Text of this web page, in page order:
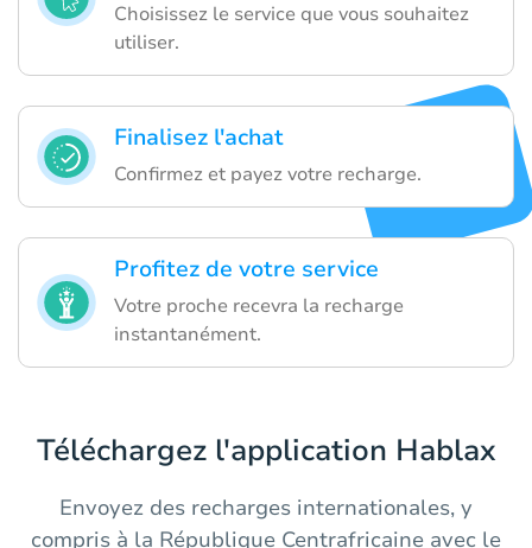
Choisissez le service que vous souhaitez
utiliser.
Finalisez l'achat
Confirmez et payez votre recharge.
Profitez de votre service
Votre proche recevra la recharge
instantanément.
Téléchargez l'application Hablax
Envoyez des recharges internationales, y
compris à la République Centrafricaine avec le